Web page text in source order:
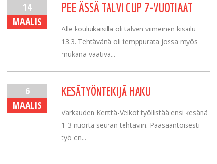
14
MAALIS
PEE ÄSSÄ TALVI CUP 7-VUOTIAAT
Alle kouluikäisillä oli talven viimeinen kisailu
13.3. Tehtävänä oli temppurata jossa myös
mukana vaativa...
6
MAALIS
KESÄTYÖNTEKIJÄ HAKU
Varkauden Kenttä-Veikot työllistää ensi kesänä
1-3 nuorta seuran tehtäviin. Pääsääntöisesti
työ on...